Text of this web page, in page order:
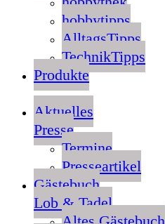
hobbytipps
AlltagsTipps
TechnikTipps
Produkte
Aktuelles
Presse
Termine
Presseartikel
Gästebuch
Lob & Tadel